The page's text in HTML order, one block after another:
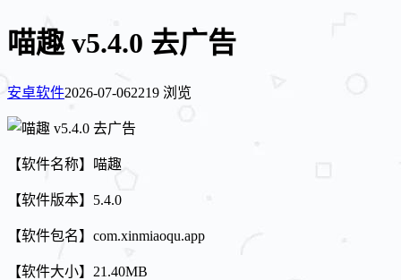
喵趣 v5.4.0 去广告
安卓软件2026-07-062219 浏览
【软件名称】喵趣
【软件版本】5.4.0
【软件包名】com.xinmiaoqu.app
【软件大小】21.40MB